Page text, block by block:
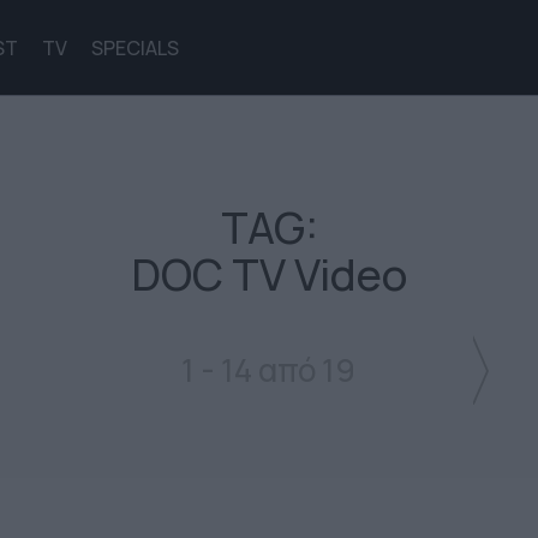
TV SPECIALS
TAG:
DOC TV Video